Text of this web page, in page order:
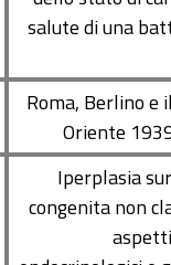
salute di una
Roma, Berlino e
Oriente
Iperplasia
congenita non